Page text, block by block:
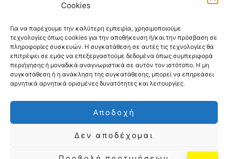
Cookies
Για να παρέχουμε την καλύτερη εμπειρία, χρησιμοποιούμε
τεχνολογίες όπως cookies για την αποθήκευση ή/και την πρόσβαση σε
πληροφορίες συσκευών. Η συγκατάθεση σε αυτές τις τεχνολογίες θα
επιτρέψει σε εμάς να επεξεργαστούμε δεδομένα όπως συμπεριφορά
περιήγησης ή μοναδικά αναγνωριστικά σε αυτόν τον ιστότοπο. Η μη
συγκατάθεση ή η ανάκληση της συγκατάθεσης, μπορεί να επηρεάσει
αρνητικά αρνητικά ορισμένες δυνατότητες και λειτουργίες.
Αποδοχή
Δεν αποδέχομαι
Oikotropia.gr ZoumeSpiti.gr
Perepet.gr
Orama Group (Orama Group Μ.Ι.Κ.Ε.) |
Α.Φ.Μ. 801086294 – Δ.Ο.Υ. ΚΕΦΟΔΕ Αττικής |
Γ.Ε.ΜΗ 148748903000 | Έδρα: Αθήνα, Ελλάδα |
Email: contact@orama-group.com